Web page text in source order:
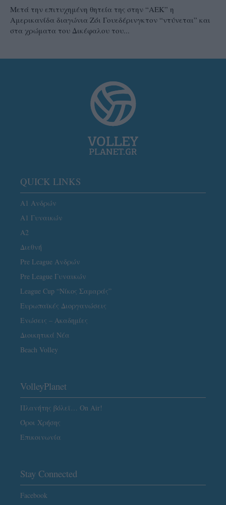
Μετά την επιτυχημένη θητεία της στην “ΑΕΚ” η
Αμερικανίδα διαγώνια Ζόι Γουεδέρινγκτον “ντύνεται” και
στα χρώματα του Δικέφαλου του...
QUICK LINKS
Α1 Ανδρών
Α1 Γυναικών
A2
Διεθνή
Pre League Ανδρών
Pre League Γυναικών
League Cup “Νίκος Σαμαράς”
Ευρωπαϊκές Διοργανώσεις
Ενώσεις – Ακαδημίες
Διοικητικά Νέα
Beach Volley
VolleyPlanet
Πλανήτης βόλεϊ… On Air!
Όροι Χρήσης
Επικοινωνία
Stay Connected
Facebook